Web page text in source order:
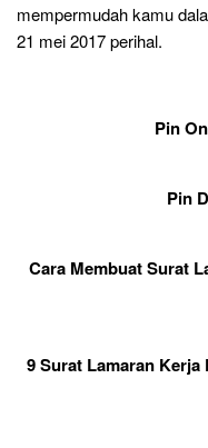
mempermudah kamu
21 mei 2017 perihal.
Pin
Pin
Cara Membuat Surat
9 Surat Lamaran